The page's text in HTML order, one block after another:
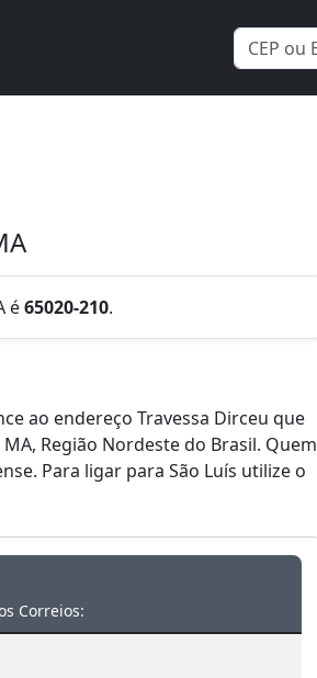
é65020-210.
ao endereço Travessa Dirceu que
Região Nordeste do Brasil. Quem
Para ligar para São Luís utilize o
Correios: